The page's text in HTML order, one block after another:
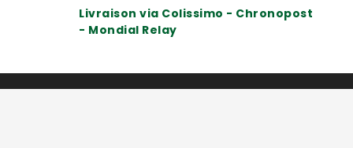
Livraison via Colissimo - Chronopost
- Mondial Relay